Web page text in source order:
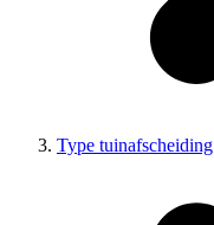
Type tuinafscheiding